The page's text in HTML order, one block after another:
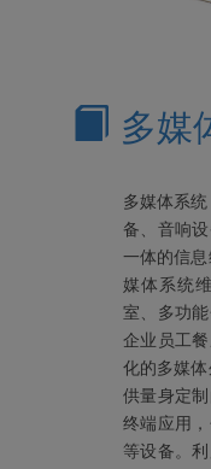
多媒
多媒体系
备、音响
一体的信
媒体系统
室、多功
企业员工
化的多媒
供量身定
终端应用
等设备。